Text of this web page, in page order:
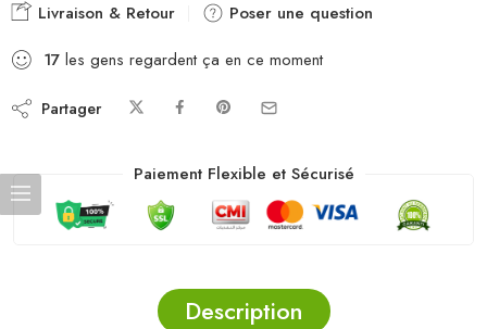
Livraison & Retour
Poser une question
17 les gens regardent ça en ce moment
Partager
Paiement Flexible et Sécurisé
Description